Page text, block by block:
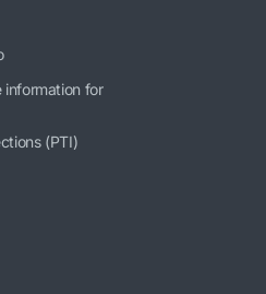
information for
(PTI)